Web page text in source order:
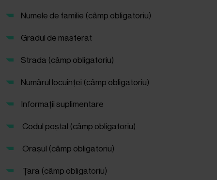
Numele de familie (câmp obligatoriu)
Gradul de masterat
Strada (câmp obligatoriu)
Numărul locuinței (câmp obligatoriu)
Informații suplimentare
Codul poștal (câmp obligatoriu)
Orașul (câmp obligatoriu)
Țara (câmp obligatoriu)